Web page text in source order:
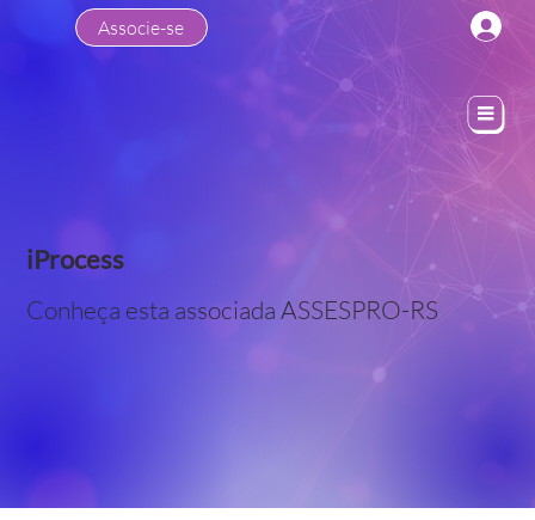
Associe-se
iProcess
Conheça esta associada ASSESPRO-RS